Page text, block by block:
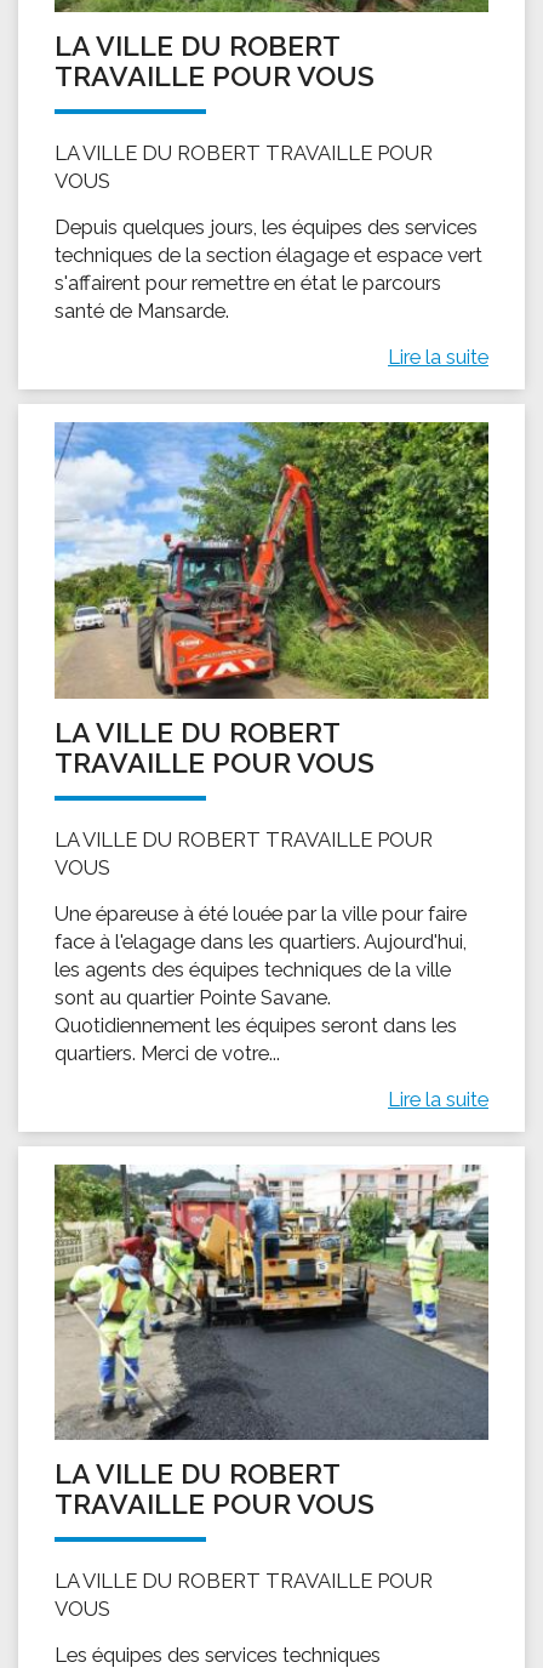
LA VILLE DU ROBERT
TRAVAILLE POUR VOUS
LA VILLE DU ROBERT TRAVAILLE POUR
VOUS
Depuis quelques jours, les équipes des services
techniques de la section élagage et espace vert
s'affairent pour remettre en état le parcours
santé de Mansarde.
Lire la suite
LA VILLE DU ROBERT
TRAVAILLE POUR VOUS
LA VILLE DU ROBERT TRAVAILLE POUR
VOUS
Une épareuse à été louée par la ville pour faire
face à l'elagage dans les quartiers. Aujourd'hui,
les agents des équipes techniques de la ville
sont au quartier Pointe Savane.
Quotidiennement les équipes seront dans les
quartiers. Merci de votre...
Lire la suite
LA VILLE DU ROBERT
TRAVAILLE POUR VOUS
LA VILLE DU ROBERT TRAVAILLE POUR
VOUS
Les équipes des services techniques